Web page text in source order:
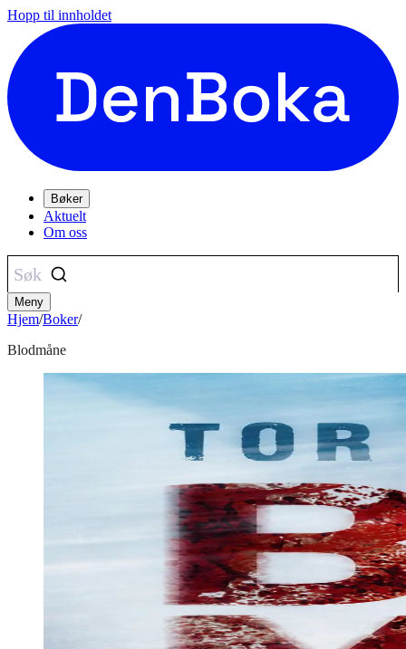
Hopp til innholdet
Bøker
Aktuelt
Om oss
Søk
Meny
Hjem/Boker/
Blodmåne